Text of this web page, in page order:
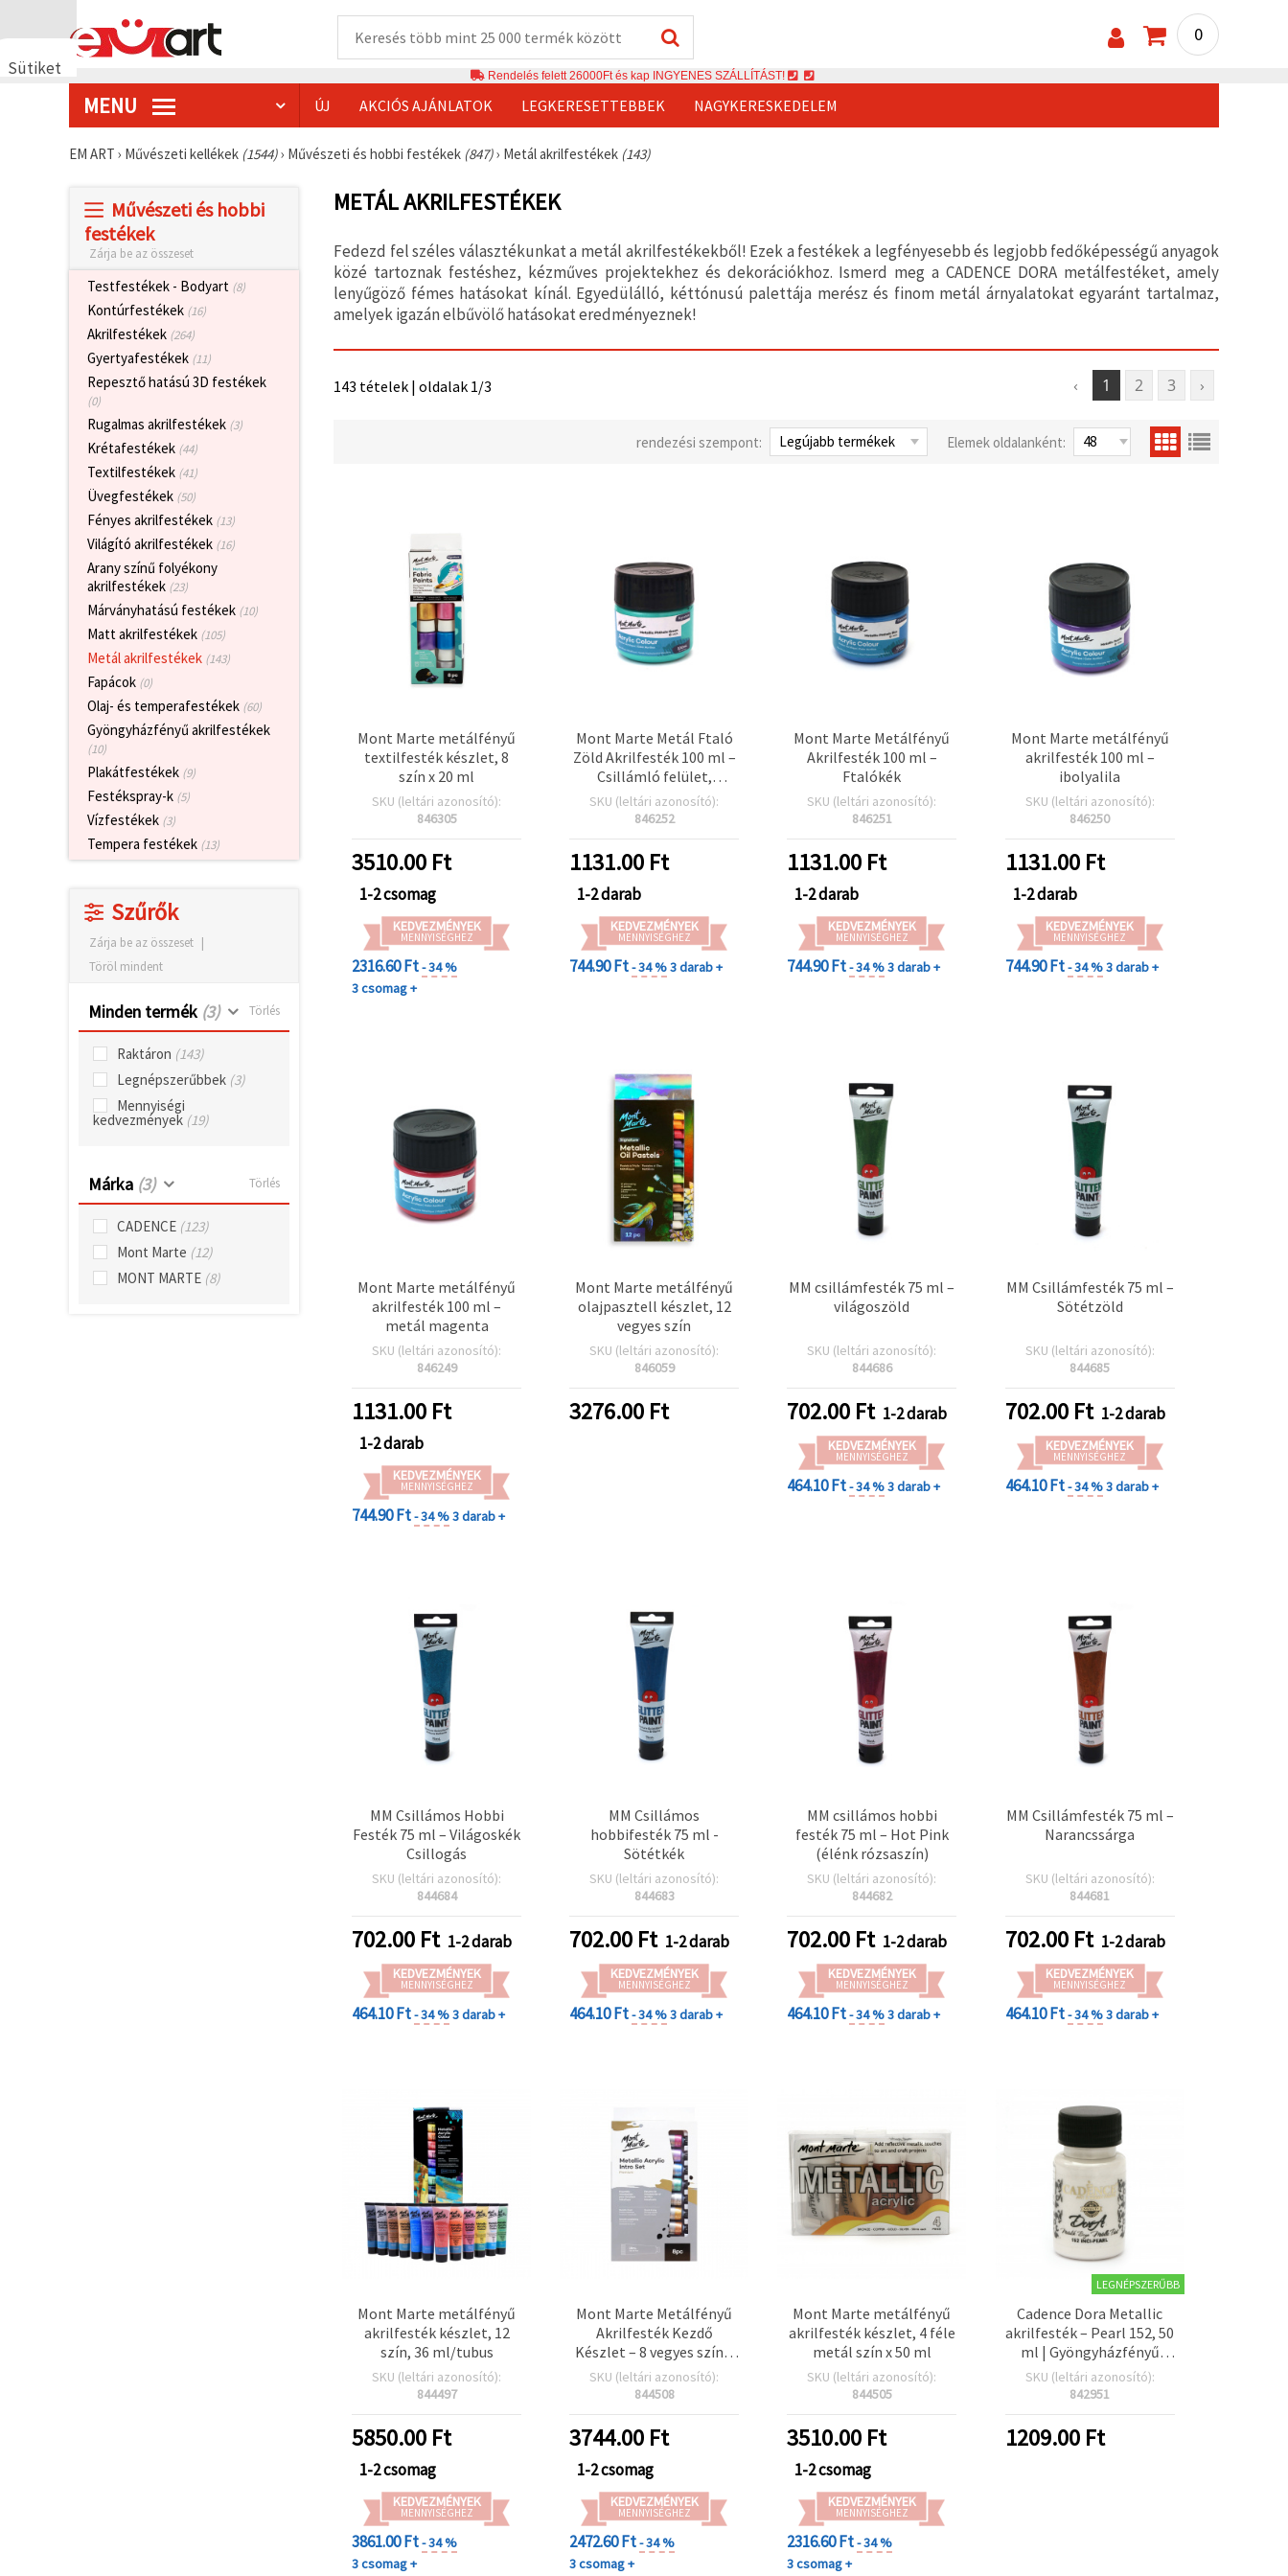
Sütiket
használunk
technológiákat
hozzájárulásával
marketingpartnereink
0
Rendelés felett 26000Ft és kap INGYENES SZÁLLÍTÁST!
MENU ÚJ AKCIÓS AJÁNLATOK LEGKERESETTEBBEK NAGYKERESKEDELEM
EM ART › Művészeti kellékek (1544)› Művészeti és hobbi festékek (847)› Metál akrilfestékek (143)
Művészeti és hobbi
festékek
Zárja be az összeset
Testfestékek - Bodyart (8)
Kontúrfestékek (16)
Akrilfestékek (264)
Gyertyafestékek (11)
Repesztő hatású 3D festékek
(0)
Rugalmas akrilfestékek (3)
Krétafestékek (44)
Textilfestékek (41)
Üvegfestékek (50)
Fényes akrilfestékek (13)
Világító akrilfestékek (16)
Arany színű folyékony
akrilfestékek (23)
Márványhatású festékek (10)
Matt akrilfestékek (105)
Metál akrilfestékek (143)
Fapácok (0)
Olaj- és temperafestékek (60)
Gyöngyházfényű akrilfestékek
(10)
Plakátfestékek (9)
Festékspray-k (5)
Vízfestékek (3)
Tempera festékek (13)
Szűrők
Zárja be az összeset |
Töröl mindent
Minden termék (3) Törlés
Raktáron (143)
Legnépszerűbbek (3)
Mennyiségi
kedvezmények (19)
Márka (3) Törlés
CADENCE (123)
Mont Marte (12)
MONT MARTE (8)
METÁL AKRILFESTÉKEK
Fedezd fel széles választékunkat a metál akrilfestékekből! Ezek a festékek a legfényesebb és legjobb fedőképességű anyagok
közé tartoznak festéshez, kézműves projektekhez és dekorációkhoz. Ismerd meg a CADENCE DORA metálfestéket, amely
lenyűgöző fémes hatásokat kínál. Egyedülálló, kéttónusú palettája merész és finom metál árnyalatokat egyaránt tartalmaz,
amelyek igazán elbűvölő hatásokat eredményeznek!
‹ 1 2 3 ›
143 tételek | oldalak 1/3
rendezési szempont: Elemek oldalanként:
Mont Marte metálfényű
textilfesték készlet, 8
szín x 20 ml
SKU (leltári azonosító):
846305
3510.00 Ft
1-2 csomag
KEDVEZMÉNYEK
MENNYISÉGHEZ
2316.60 Ft- 34 %
3 csomag +
Mont Marte Metál Ftaló
Zöld Akrilfesték 100 ml –
Csillámló felület,
prémium
művészminőség, több
papír, DIY és hobbi
kézműves projektekhez
SKU (leltári azonosító):
846252
1131.00 Ft
1-2 darab
KEDVEZMÉNYEK
MENNYISÉGHEZ
744.90 Ft- 34 %3 darab +
Mont Marte Metálfényű
Akrilfesték 100 ml –
Ftalókék
SKU (leltári azonosító):
846251
1131.00 Ft
1-2 darab
KEDVEZMÉNYEK
MENNYISÉGHEZ
744.90 Ft- 34 %3 darab +
Mont Marte metálfényű
akrilfesték 100 ml –
ibolyalila
SKU (leltári azonosító):
846250
1131.00Ft
1-2 darab
KEDVEZMÉNYEK
MENNYISÉGHEZ
744.90 Ft- 34 %3 darab +
Mont Marte metálfényű
akrilfesték 100 ml –
metál magenta
SKU (leltári azonosító):
846249
1131.00 Ft
1-2 darab
KEDVEZMÉNYEK
MENNYISÉGHEZ
744.90 Ft- 34 %3 darab +
Mont Marte metálfényű
olajpasztell készlet, 12
vegyes szín
SKU (leltári azonosító):
846059
3276.00 Ft
MM csillámfesték 75 ml –
világoszöld
SKU (leltári azonosító):
844686
702.00 Ft 1-2 darab
KEDVEZMÉNYEK
MENNYISÉGHEZ
464.10 Ft- 34 %3 darab +
MM Csillámfesték 75 ml –
Sötétzöld
SKU (leltári azonosító):
844685
702.00Ft 1-2 darab
KEDVEZMÉNYEK
MENNYISÉGHEZ
464.10 Ft- 34 %3 darab +
MM Csillámos Hobbi
Festék 75 ml – Világoskék
Csillogás
SKU (leltári azonosító):
844684
702.00 Ft 1-2 darab
KEDVEZMÉNYEK
MENNYISÉGHEZ
464.10 Ft- 34 %3 darab +
MM Csillámos
hobbifesték 75 ml -
Sötétkék
SKU (leltári azonosító):
844683
702.00 Ft 1-2 darab
KEDVEZMÉNYEK
MENNYISÉGHEZ
464.10 Ft- 34 %3 darab +
MM csillámos hobbi
festék 75 ml – Hot Pink
(élénk rózsaszín)
SKU (leltári azonosító):
844682
702.00 Ft 1-2 darab
KEDVEZMÉNYEK
MENNYISÉGHEZ
464.10 Ft- 34 %3 darab +
MM Csillámfesték 75 ml –
Narancssárga
SKU (leltári azonosító):
844681
702.00Ft 1-2 darab
KEDVEZMÉNYEK
MENNYISÉGHEZ
464.10 Ft- 34 %3 darab +
Mont Marte metálfényű
akrilfesték készlet, 12
szín, 36 ml/tubus
SKU (leltári azonosító):
844497
5850.00 Ft
1-2 csomag
KEDVEZMÉNYEK
MENNYISÉGHEZ
3861.00 Ft- 34 %
3 csomag +
Mont Marte Metálfényű
Akrilfesték Kezdő
Készlet – 8 vegyes szín x
18 ml
SKU (leltári azonosító):
844508
3744.00 Ft
1-2 csomag
KEDVEZMÉNYEK
MENNYISÉGHEZ
2472.60 Ft- 34 %
3 csomag +
Mont Marte metálfényű
akrilfesték készlet, 4 féle
metál szín x 50 ml
SKU (leltári azonosító):
844505
3510.00 Ft
1-2 csomag
KEDVEZMÉNYEK
MENNYISÉGHEZ
2316.60 Ft- 34 %
3 csomag +
LEGNÉPSZERŰBB
Cadence Dora Metallic
akrilfesték – Pearl 152, 50
ml | Gyöngyházfényű
kézműves festék
művészethez, DIY-hez,
hobbiprojektekhez
SKU (leltári azonosító):
842951
1209.00Ft